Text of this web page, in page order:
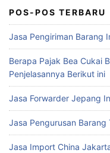
POS-POS TERBARU
Jasa Pengiriman Barang
Berapa Pajak Bea Cukai
Penjelasannya Berikut ini
Jasa Forwarder Jepang
Jasa Pengurusan Barang
Jasa Import China